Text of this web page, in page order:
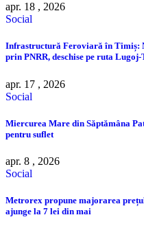
apr. 18 , 2026
Social
Infrastructură Feroviară în Timiș:
prin PNRR, deschise pe ruta
apr. 17 , 2026
Social
Miercurea Mare din Săptămâna
pentru suflet
apr. 8 , 2026
Social
Metrorex propune majorarea
ajunge la 7 lei din mai